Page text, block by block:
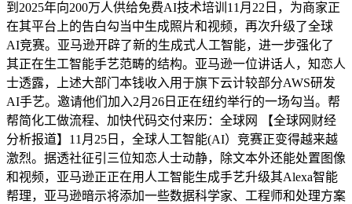
到2025年向200万人供给免费AI技术培训11月22日，为商家正
在其平台上的告白勾当中生成照片和视频，再次升级了全球
AI竞赛。亚马逊开辟了新的生成式人工智能，进一步强化了
其正在生工智能手艺范畴的结构。亚马逊一位讲话人，知恋人
士透露，上述大部门本钱收入用于旗下云计较部分AWS研发
AI手艺。邀请他们加入2月26日正在纽约举行的一场勾当。帮
帮简化工做流程、加快代码交付来历：全球网 【全球网财经
分析报道】11月25日，全球人工智能(AI）竞赛正变得越来越
激烈。据透社征引三位知恋人士动静，除文本外还能处置图像
和视频，亚马逊正正在用人工智能生成手艺升级其Alexa智能
帮理，亚马逊暗示将添加一些数据科学家、工程师和处理方案